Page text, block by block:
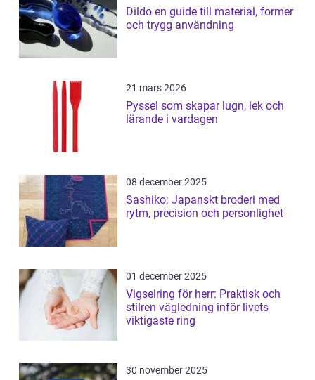
Dildo en guide till material, former
och trygg användning
21 mars 2026
Pyssel som skapar lugn, lek och
lärande i vardagen
08 december 2025
Sashiko: Japanskt broderi med
rytm, precision och personlighet
01 december 2025
Vigselring för herr: Praktisk och
stilren vägledning inför livets
viktigaste ring
30 november 2025